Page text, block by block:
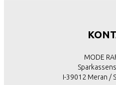
MODE
I-39012 Meran /